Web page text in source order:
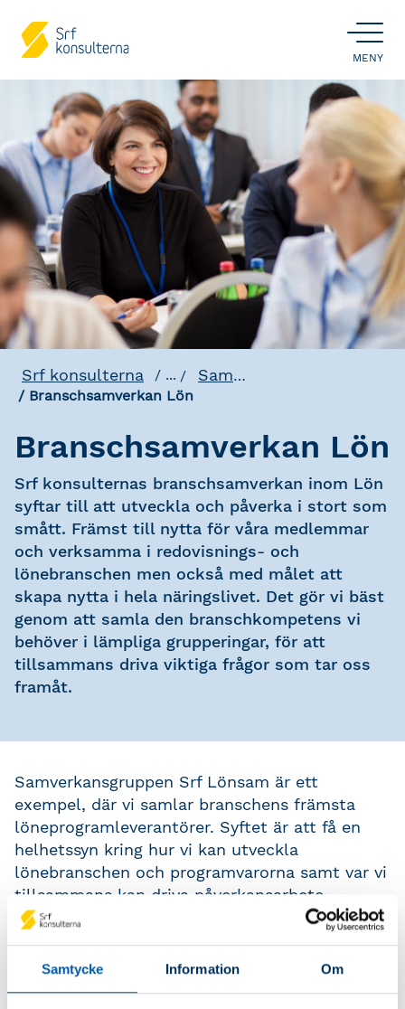
Samtycke Information Om
ÖPPNA
MENY
Srf konsulterna ... Samverkan
Branschsamverkan Lön
Branschsamverkan Lön
Srf konsulternas branschsamverkan inom Lön
syftar till att utveckla och påverka i stort som
smått. Främst till nytta för våra medlemmar
och verksamma i redovisnings- och
lönebranschen men också med målet att
skapa nytta i hela näringslivet. Det gör vi bäst
genom att samla den branschkompetens vi
behöver i lämpliga grupperingar, för att
tillsammans driva viktiga frågor som tar oss
framåt.
Samverkansgruppen Srf Lönsam är ett
exempel, där vi samlar branschens främsta
löneprogramleverantörer. Syftet är att få en
helhetssyn kring hur vi kan utveckla
lönebranschen och programvarorna samt var vi
tillsammans kan driva påverkansarbete
gentemot beslutsfattare inom myndigheter
och andra beslutsfattande organ. Srf
Auktorisationsråd Lön, där ramar och rutiner